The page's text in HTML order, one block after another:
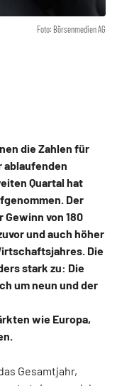
Foto: Börsenmedien AG
die Zahlen für
ablaufenden
Quartal hat
Der
Gewinn von 180
und auch höher
Die
stark zu: Die
um neun und der
wie Europa,
Gesamtjahr,